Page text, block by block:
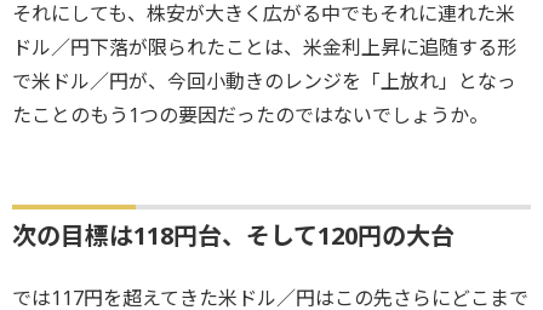
それにしても、株安が大きく広がる中でもそれに連れた米
ドル／円下落が限られたことは、米金利上昇に追随する形
で米ドル／円が、今回小動きのレンジを「上放れ」となっ
たことのもう1つの要因だったのではないでしょうか。
次の目標は118円台、そして120円の大台
では117円を超えてきた米ドル／円はこの先さらにどこまで